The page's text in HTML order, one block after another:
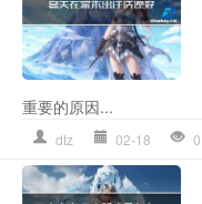
重要的原因...
dtz 02-18 0